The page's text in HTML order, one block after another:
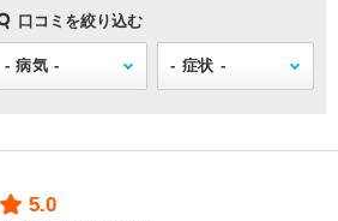
口コミを絞り込む
5.0